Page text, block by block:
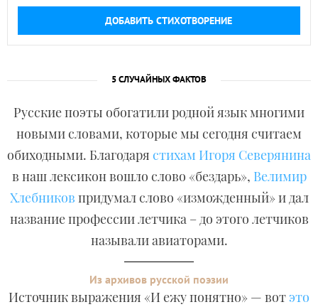
ДОБАВИТЬ СТИХОТВОРЕНИЕ
5 СЛУЧАЙНЫХ ФАКТОВ
Русские поэты обогатили родной язык многими
новыми словами, которые мы сегодня считаем
обиходными. Благодаря стихам Игоря Северянина
в наш лексикон вошло слово «бездарь», Велимир
Хлебников придумал слово «изможденный» и дал
название профессии летчика – до этого летчиков
называли авиаторами.
Из архивов русской поэзии
Источник выражения «И ежу понятно» — вот это